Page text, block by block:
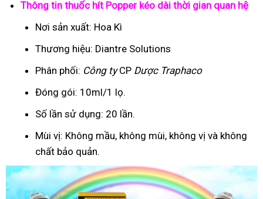
Thông tin thuốc hít Popper kéo dài thời gian quan hệ
Nơi sản xuất: Hoa Kì
Thương hiệu: Diantre Solutions
Phân phối: Công tyCP Dược Traphaco
Đóng gói: 10ml/1 lọ.
Số lần sử dụng: 20 lần.
Mùi vị: Không mầu, không mùi, không vị và không
chất bảo quản.